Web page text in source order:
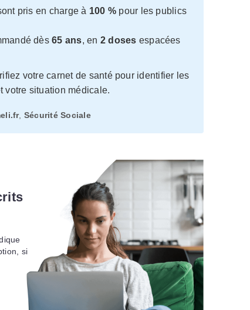
pris en charge à 100 % pour les publics
dès65 ans, en 2 doses espacées
votre carnet de santé pour identifier les
votre situation médicale.
, Sécurité Sociale
si